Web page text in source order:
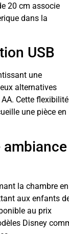
20 cm associe
dans la
USB
une
alternatives
Cette flexibilité
une pièce en
ambiance
la chambre en
aux enfants
au prix
Disney